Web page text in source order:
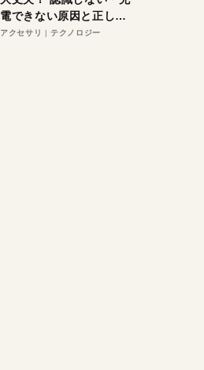
電できない原因と正しい
対策
アクセサリ テクノロジー